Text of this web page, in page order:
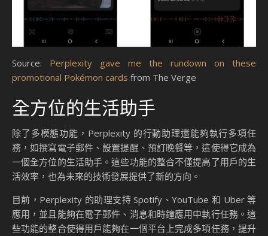
Source: Perplexity gave me the rundown on these
promotional Pokémon cards from The Verge
全方位的生活助手
除了多模態功能，Perplexity 的行動助理還能夠執行多項任
務，如撰寫電子郵件、設置提醒、預訂晚餐等，這使得它成為
一個全方位的生活助手。這些功能的整合不僅提高了用戶的生
活效率，也為未來的技術發展提供了新的方向。
目前，Perplexity 的助理支持 Spotify、YouTube 和 Uber 等
應用，並且能夠在電子郵件、消息和時鐘應用中執行任務。這
些功能的整合使得用戶能夠在一個平台上完成多項任務，提升